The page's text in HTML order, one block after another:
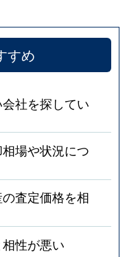
すめ
社を探してい
場や状況につ
査定価格を相
性が悪い